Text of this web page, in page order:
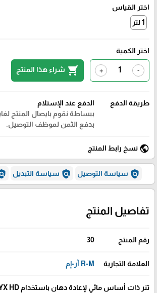
اختر القياس
1 لتر
اختر الكمية
-
+
shopping_cart شراء هذا المنتج
طريقة الدفع
الدفع عند الإستلام
ببساطة نقوم بايصال المنتج
بدفع الثمن لموظف التوصيل.
public نسخ رابط المنتج
policy سياسة التوصيل policy سياسة التبديل
تفاصيل المنتج
رقم المنتج 30
العلامة التجارية R-M آر-إم
تنر ذات أساس مائي لإعادة دهان باستخدام ONYX HD.